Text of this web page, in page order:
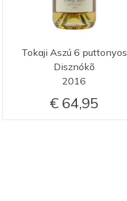
Tokaji Aszú 6 puttonyos
Disznókõ
2016
64,95